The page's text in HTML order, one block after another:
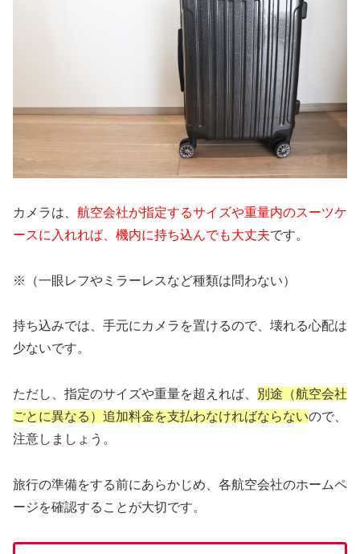
カメラは、 航空会社が指定するサイズや重量内のスーツケ
ースに入れれば、機内に持ち込んでも大丈夫です。
※（一眼レフやミラーレスなど種類は問わない）
持ち込みでは、手元にカメラを置けるので、壊れる心配は
少ないです。
ただし、指定のサイズや重量を超えれば、
別途（航空会社
ごとに異なる）追加料金を支払わなければならないので、
注意しましょう。
旅行の準備をする前にあらかじめ、各航空会社のホームペ
ージを確認することが大切です。